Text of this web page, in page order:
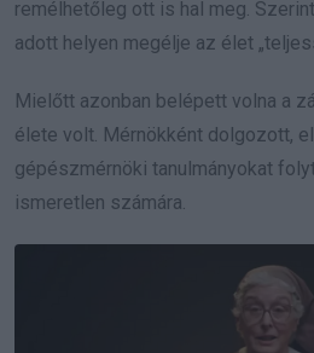
remélhetőleg ott is hal meg.
adott helyen megélje az élet
Mielőtt azonban belépett volna a
élete volt. Mérnökként dolgozott,
gépészmérnöki tanulmányokat
ismeretlen számára.